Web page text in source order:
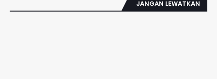
JANGAN LEWATKAN